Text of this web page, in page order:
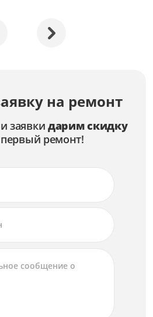
на ремонт
заявки дарим скидку
ремонт!